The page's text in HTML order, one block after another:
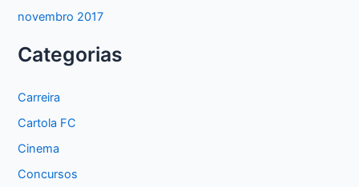
novembro 2017
Categorias
Carreira
Cartola FC
Cinema
Concursos